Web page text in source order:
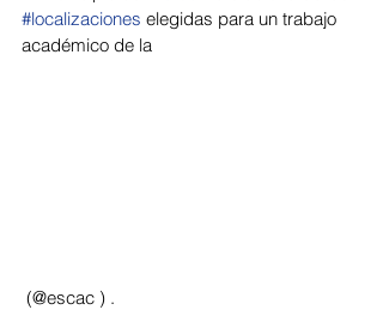
#localizaciones elegidas para un trabajo
académico de la
(@escac ) .